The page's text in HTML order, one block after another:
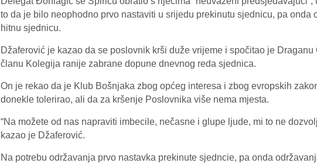
to da je bilo neophodno prvo nastaviti u srijedu prekinutu sjednicu, pa onda
hitnu sjednicu.
Džaferović je kazao da se poslovnik krši duže vrijeme i spočitao je Draganu
članu Kolegija ranije zabrane dopune dnevnog reda sjednica.
On je rekao da je Klub Bošnjaka zbog općeg interesa i zbog evropskih
donekle tolerirao, ali da za kršenje Poslovnika više nema mjesta.
“Na možete od nas napraviti imbecile, nečasne i glupe ljude, mi to ne
kazao je Džaferović.
Na potrebu održavanja prvo nastavka prekinute sjedncie, pa onda